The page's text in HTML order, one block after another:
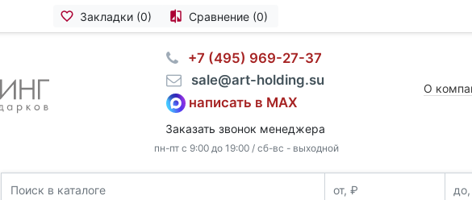
Закладки (0) Сравнение (0)
⠀+7 (495) 969-27-37
⠀sale@art-holding.su
написать в MAX
Заказать звонок менеджера
пн-пт с 9:00 до 19:00 / сб-вс - выходной
О